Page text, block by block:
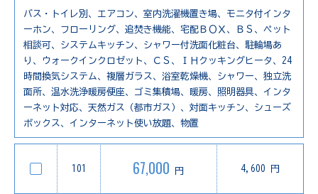
バス・トイレ別、エアコン、室内洗濯機置き場、モニタ付インタ
ーホン、フローリング、追焚き機能、宅配ＢＯＸ、ＢＳ、ペット
相談可、システムキッチン、シャワー付洗面化粧台、駐輪場あ
り、ウォークインクロゼット、ＣＳ、ＩＨクッキングヒータ、24
時間換気システム、複層ガラス、浴室乾燥機、シャワー、独立洗
面所、温水洗浄暖房便座、ゴミ集積場、暖房、照明器具、インタ
ーネット対応、天然ガス（都市ガス）、対面キッチン、シューズ
ボックス、インターネット使い放題、物置
101 67,000 円 4,600 円